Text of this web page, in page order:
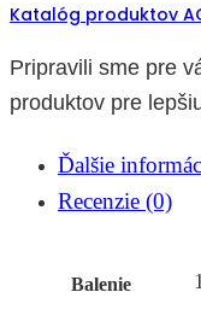
Katalóg produktov
Pripravili sme pre
produktov pre
Ďalšie
Recenzie (0)
Balenie